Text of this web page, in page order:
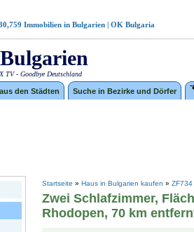
Immobilien in Bulgarien | OK Bulgaria
TV - Goodbye Deutschland
den Städten Suche in Bezirke und Dörfer
Startseite » Haus in Bulgarien kaufen » ZF734
Zwei Schlafzimmer,
Rhodopen, 70 km